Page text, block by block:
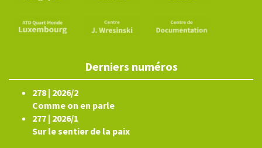
Derniers numéros
278 | 2026/2
Comme on en parle
277 | 2026/1
Sur le sentier de la paix